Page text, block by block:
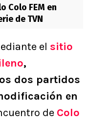
Colo FEM en
de TVN
el sitio
,
dos partidos
en
de Colo